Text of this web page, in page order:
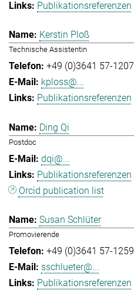
Publikationsreferenzen
Kerstin Ploß
Technische Assistentin
+49 (0)3641 57-1207
kploss@...
Publikationsreferenzen
Ding Qi
Postdoc
dqi@...
Publikationsreferenzen
Orcid publication list
Susan Schlüter
Promovierende
+49 (0)3641 57-1259
sschlueter@...
Publikationsreferenzen